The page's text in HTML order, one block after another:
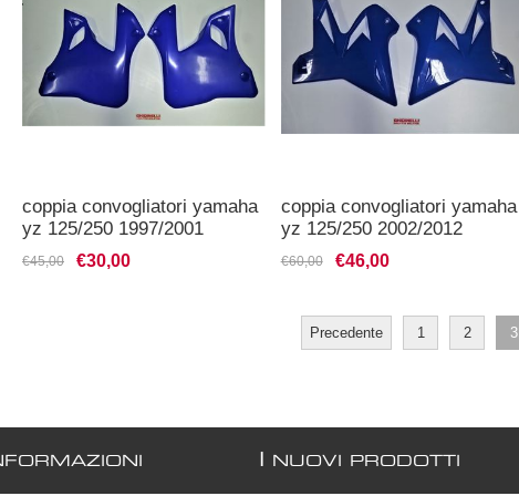
coppia convogliatori yamaha
yz 125/250 1997/2001
€45,00 €30,00
coppia convogliatori yamaha
yz 125/250 2002/2012
restilyng
€60,00 €46,00
Precedente 1 2 3
NUOVI PRODOTTI